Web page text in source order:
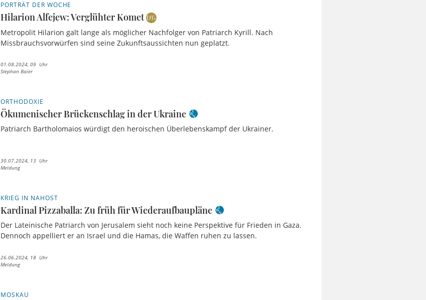
PORTRÄT DER WOCHE
Hilarion Alfejew: Verglühter Komet
Metropolit Hilarion galt lange als möglicher Nachfolger von Patriarch Kyrill. Nach
Missbrauchsvorwürfen sind seine Zukunftsaussichten nun geplatzt.
01.08.2024, 09 Uhr
Stephan Baier
ORTHODOXIE
Ökumenischer Brückenschlag in der Ukraine
Patriarch Bartholomaios würdigt den heroischen Überlebenskampf der Ukrainer.
30.07.2024, 13 Uhr
Meldung
KRIEG IN NAHOST
Kardinal Pizzaballa: Zu früh für Wiederaufbaupläne
Der Lateinische Patriarch von Jerusalem sieht noch keine Perspektive für Frieden in Gaza.
Dennoch appelliert er an Israel und die Hamas, die Waffen ruhen zu lassen.
26.06.2024, 18 Uhr
Meldung
MOSKAU